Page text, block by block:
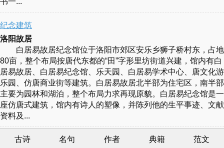
纪念建筑
洛阳故居
白居易故居纪念馆位于洛阳市郊区安乐乡狮子桥村东，占地
80亩，整个布局按唐代东都的“田”字形里坊街道兴建，馆内有白
居易故居、白居易纪念馆、乐天园、白居易学术中心、唐文化游
乐园、仿唐商业街等建筑。白居易故居北半部为住宅区，南半部
主要为园林和湖泊，整个布局力求再现原貌。白居易纪念馆是一
座仿唐式建筑，馆内有诗人的塑像，并陈列他的生平事迹、文献
资料及...
古诗 名句 作者 典籍 范文